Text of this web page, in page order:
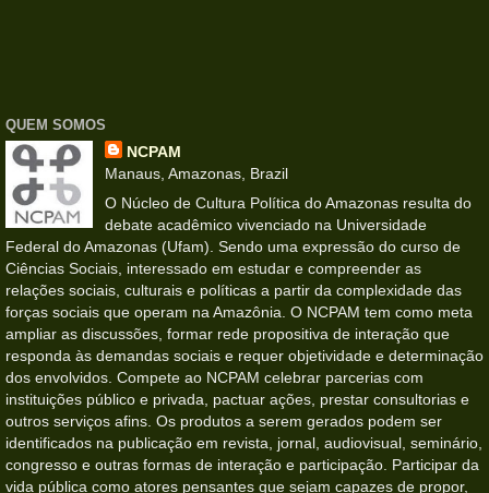
QUEM SOMOS
NCPAM
Manaus, Amazonas, Brazil
O Núcleo de Cultura Política do Amazonas resulta do
debate acadêmico vivenciado na Universidade
Federal do Amazonas (Ufam). Sendo uma expressão do curso de
Ciências Sociais, interessado em estudar e compreender as
relações sociais, culturais e políticas a partir da complexidade das
forças sociais que operam na Amazônia. O NCPAM tem como meta
ampliar as discussões, formar rede propositiva de interação que
responda às demandas sociais e requer objetividade e determinação
dos envolvidos. Compete ao NCPAM celebrar parcerias com
instituições público e privada, pactuar ações, prestar consultorias e
outros serviços afins. Os produtos a serem gerados podem ser
identificados na publicação em revista, jornal, audiovisual, seminário,
congresso e outras formas de interação e participação. Participar da
vida pública como atores pensantes que sejam capazes de propor,